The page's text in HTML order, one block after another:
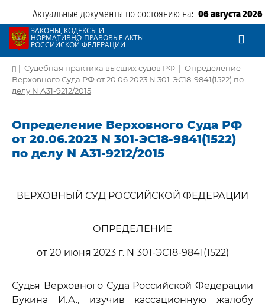
Актуальные документы по состоянию на: 06 августа 2026
ЗАКОНЫ, КОДЕКСЫ И
НОРМАТИВНО-ПРАВОВЫЕ АКТЫ
РОССИЙСКОЙ ФЕДЕРАЦИИ
| Судебная практика высших судов РФ | Определение
Верховного Суда РФ от 20.06.2023 N 301-ЭС18-9841(1522) по
делу N А31-9212/2015
Определение Верховного Суда РФ
от 20.06.2023 N 301-ЭС18-9841(1522)
по делу N А31-9212/2015
ВЕРХОВНЫЙ СУД РОССИЙСКОЙ ФЕДЕРАЦИИ
ОПРЕДЕЛЕНИЕ
от 20 июня 2023 г. N 301-ЭС18-9841(1522)
Судья Верховного Суда Российской Федерации
Букина И.А., изучив кассационную жалобу